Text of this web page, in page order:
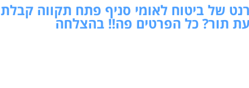
של ביטוח לאומי סניף פתח תקווה קבלת
תור? כל הפרטים פה!! בהצלחה